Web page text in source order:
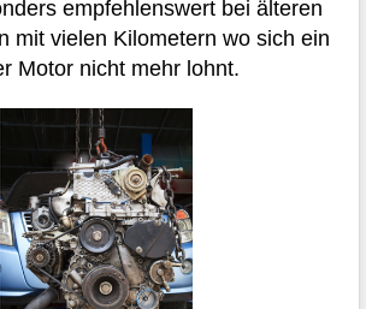
empfehlenswert bei älteren
mit vielen Kilometern wo sich ein
Motor nicht mehr lohnt.